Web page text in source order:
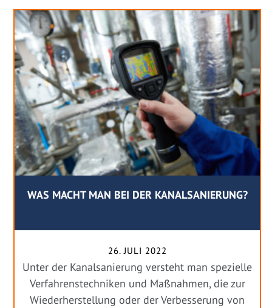
WAS MACHT MAN BEI DER KANALSANIERUNG?
26. JULI 2022
Unter der Kanalsanierung versteht man spezielle
Verfahrenstechniken und Maßnahmen, die zur
Wiederherstellung oder der Verbesserung von